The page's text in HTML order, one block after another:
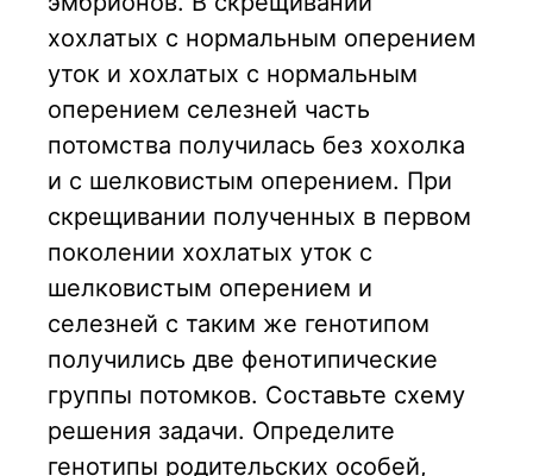
хохлатых с нормальным оперением
уток и хохлатых с нормальным
оперением селезней часть
потомства получилась без хохолка
и с шелковистым оперением. При
скрещивании полученных в первом
поколении хохлатых уток с
шелковистым оперением и
селезней с таким же генотипом
получились две фенотипические
группы потомков. Составьте схему
решения задачи. Определите
генотипы родительских особей,